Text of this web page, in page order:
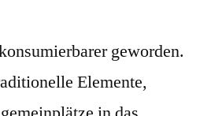
geworden.
Elemente,